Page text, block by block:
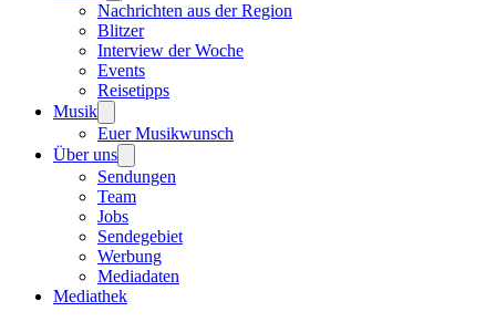
Nachrichten aus der Region
Blitzer
Interview der Woche
Events
Reisetipps
Musik
Euer Musikwunsch
Über uns
Sendungen
Team
Jobs
Sendegebiet
Werbung
Mediadaten
Mediathek